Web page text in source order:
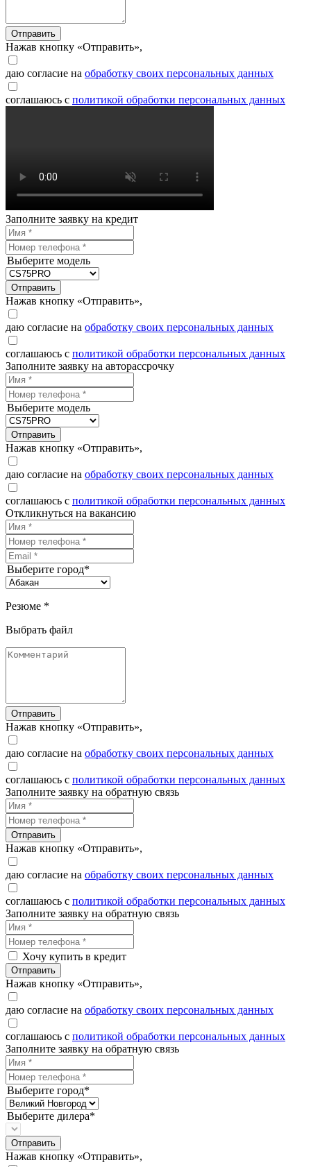
Отправить
Нажав кнопку «Отправить»,
даю согласие на обработку своих персональных данных
соглашаюсь с политикой обработки персональных данных
Заполните заявку на кредит
Выберите модель
Отправить
Нажав кнопку «Отправить»,
даю согласие на обработку своих персональных данных
соглашаюсь с политикой обработки персональных данных
Заполните заявку на авторассрочку
Выберите модель
Отправить
Нажав кнопку «Отправить»,
даю согласие на обработку своих персональных данных
соглашаюсь с политикой обработки персональных данных
Откликнуться на вакансию
Выберите город*
Резюме *
Выбрать файл
Отправить
Нажав кнопку «Отправить»,
даю согласие на обработку своих персональных данных
соглашаюсь с политикой обработки персональных данных
Заполните заявку на обратную связь
Отправить
Нажав кнопку «Отправить»,
даю согласие на обработку своих персональных данных
соглашаюсь с политикой обработки персональных данных
Заполните заявку на обратную связь
Хочу купить в кредит
Отправить
Нажав кнопку «Отправить»,
даю согласие на обработку своих персональных данных
соглашаюсь с политикой обработки персональных данных
Заполните заявку на обратную связь
Выберите город*
Выберите дилера*
Отправить
Нажав кнопку «Отправить»,